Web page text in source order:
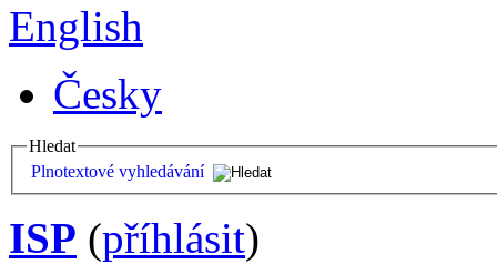
English
Česky
Hledat
Plnotextové vyhledávání
ISP (příhlásit)